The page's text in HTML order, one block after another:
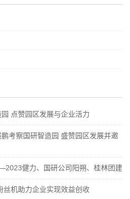
点赞园区发展与企业活力
考察国研智造园 盛赞园区发展并邀
健力、国研公司阳朔、桂林团建
丝机助力企业实现效益创收